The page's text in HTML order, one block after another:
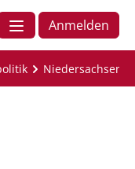
Anmelden
Niedersachsen: